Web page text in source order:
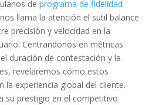
de programa de fidelidad
llama la atención el sutil balance
precisión y velocidad en la
Centrandonos en métricas
duración de contestación y la
revelaremos cómo estos
la experiencia global del cliente.
su prestigio en el competitivo